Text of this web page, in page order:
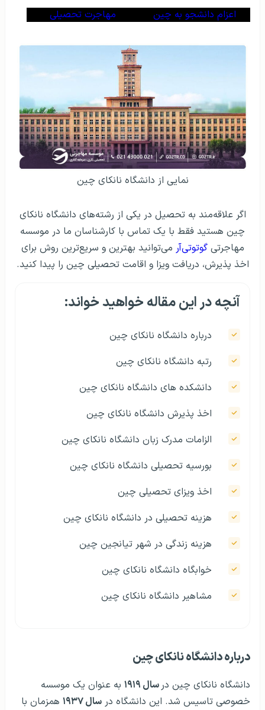
اعزام دانشجو به چین مهاجرت تحصیلی
نمایی از دانشگاه نانکای چین
اگر علاقه‌مند به تحصیل در یکی از رشته‌های دانشگاه نانکای
چین هستید فقط با یک تماس با کارشناسان ما در موسسه
مهاجرتیگوتوتی‌آر می‌توانید بهترین و سریع‌ترین روش برای
اخذ پذیرش، دریافت ویزا و اقامت تحصیلی چین را پیدا کنید.
آنچه در این مقاله خواهید خواند:
درباره دانشگاه نانکای چین
رتبه دانشگاه نانکای چین
دانشکده های دانشگاه نانکای چین
اخذ پذیرش دانشگاه نانکای چین
الزامات مدرک زبان دانشگاه نانکای چین
بورسیه تحصیلی دانشگاه نانکای چین
اخذ ویزای تحصیلی چین
هزینه تحصیلی در دانشگاه نانکای چین
هزینه زندگی در شهر تیانجین چین
خوابگاه دانشگاه نانکای چین
مشاهیر دانشگاه نانکای چین
درباره دانشگاه نانکای چین
دانشگاه نانکای چین در سال ۱۹۱۹
به عنوان یک موسسه
خصوصی تاسیس شد. این دانشگاه در سال ۱۹۳۷
همزمان با